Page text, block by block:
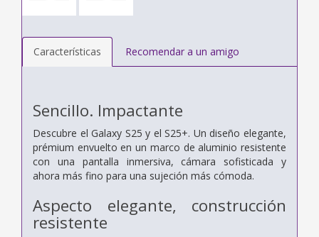
Características Recomendar a un amigo
Sencillo. Impactante
Descubre el Galaxy S25 y el S25+. Un diseño elegante,
prémium envuelto en un marco de aluminio resistente
con una pantalla inmersiva, cámara sofisticada y
ahora más fino para una sujeción más cómoda.
Aspecto elegante, construcción
resistente